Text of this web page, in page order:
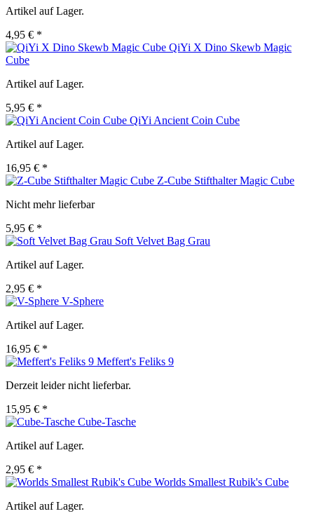
Artikel auf Lager.
4,95 € *
QiYi X Dino Skewb Magic
Cube
Artikel auf Lager.
5,95 € *
QiYi Ancient Coin Cube
Artikel auf Lager.
16,95 € *
Z-Cube Stifthalter Magic Cube
Nicht mehr lieferbar
5,95 € *
Soft Velvet Bag Grau
Artikel auf Lager.
2,95 € *
V-Sphere
Artikel auf Lager.
16,95 € *
Meffert's Feliks 9
Derzeit leider nicht lieferbar.
15,95 € *
Cube-Tasche
Artikel auf Lager.
2,95 € *
Worlds Smallest Rubik's Cube
Artikel auf Lager.